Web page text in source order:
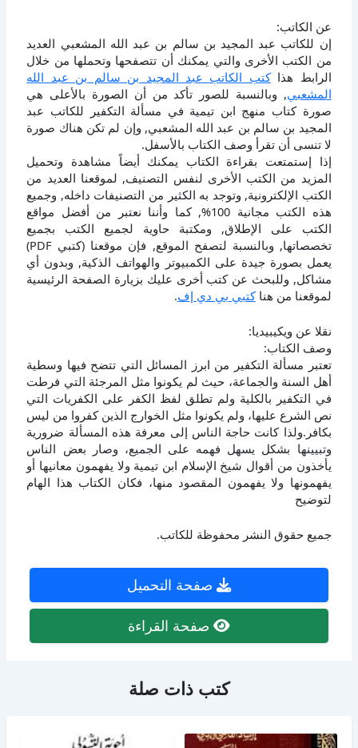
عن الكاتب:
إن للكاتب عبد المجيد بن سالم بن عبد الله المشعبي العديد
من الكتب الأخرى والتي يمكنك أن تتصفحها وتحملها من خلال
الرابط هذاكتب الكاتب عبد المجيد بن سالم بن عبد الله
المشعبي, وبالنسبة للصور تأكد من أن الصورة بالأعلى هي
صورة كتاب منهج ابن تيمية في مسألة التكفير للكاتب عبد
المجيد بن سالم بن عبد الله المشعبي, وإن لم تكن هناك صورة
لا تنسى أن تقرأ وصف الكتاب بالأسفل.
إذا إستمتعت بقراءة الكتاب يمكنك أيضاً مشاهدة وتحميل
المزيد من الكتب الأخرى لنفس التصنيف, لموقعنا العديد من
الكتب الإلكترونية, وتوجد به الكثير من التصنيفات داخله, وجميع
هذه الكتب مجانية 100%, كما وأننا نعتبر من أفضل مواقع
الكتب على الإطلاق, ومكتبة حاوية لجميع الكتب بجميع
تخصصاتها, وبالنسبة لتصفح الموقع, فإن موقعنا (كتبي PDF)
يعمل بصورة جيدة على الكمبيوتر والهواتف الذكية, وبدون أي
مشاكل, وللبحث عن كتب أخرى عليك بزيارة الصفحة الرئيسية
لموقعنا من هناكتبي بي دي إف.
نقلا عن ويكيبيديا:
وصف الكتاب:
تعتبر مسألة التكفير من ابرز المسائل التي تتضح فيها وسطية
أهل السنة والجماعة، حيث لم يكونوا مثل المرجئة التي فرطت
في التكفير بالكلية ولم تطلق لفظ الكفر على الكفريات التي
نص الشرع عليها، ولم يكونوا مثل الخوارج الذين كفروا من ليس
بكافر.ولذا كانت حاجة الناس إلى معرفة هذه المسألة ضرورية
وتبيينها بشكل يسهل فهمه على الجميع، وصار بعض الناس
يأخذون من أقوال شيخ الإسلام ابن تيمية ولا يفهمون معانيها أو
يفهمونها ولا يفهمون المقصود منها، فكان الكتاب هذا الهام
لتوضيح
جميع حقوق النشر محفوظة للكاتب.
صفحة التحميل
صفحة القراءة
كتب ذات صلة